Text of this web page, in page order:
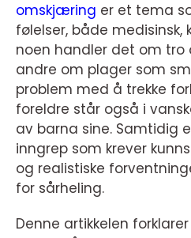
omskjæring er et tema
følelser, både medisinsk,
noen handler det om tro
andre om plager som
problem med å trekke
foreldre står også i
av barna sine. Samtidig
inngrep som krever
og realistiske
for sårheling.
Denne artikkelen